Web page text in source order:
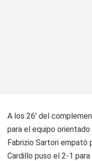
A los 26' del
para el equipo
Fabrizio Sartori empató
Cardillo puso el 2-1 para